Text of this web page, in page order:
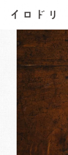
イロドリ